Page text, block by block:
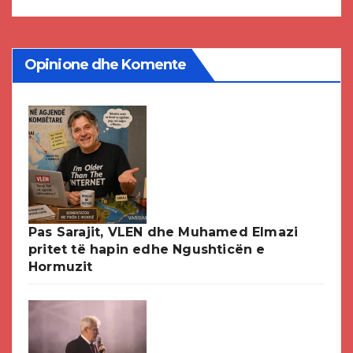
Opinione dhe Komente
Pas Sarajit, VLEN dhe Muhamed Elmazi
pritet të hapin edhe Ngushticën e
Hormuzit